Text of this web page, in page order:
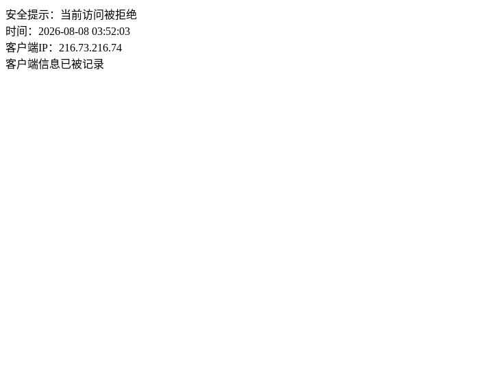
安全提示：当前访问被拒绝
时间：2026-08-08 03:52:03
客户端IP：216.73.216.74
客户端信息已被记录